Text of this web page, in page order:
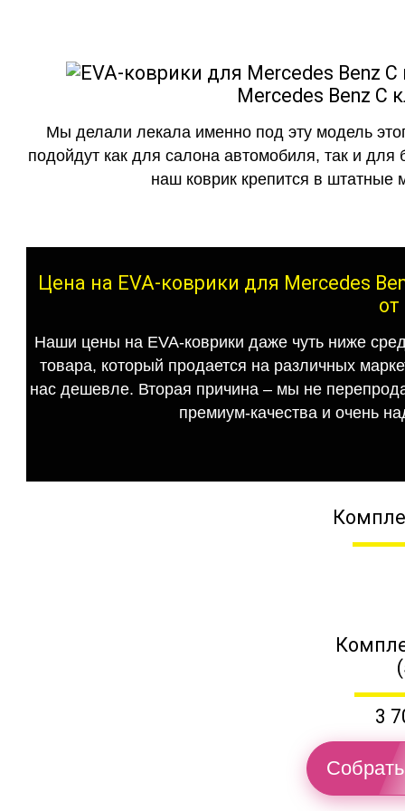
Mercedes Benz C
Мы делали лекала именно под эту модель
подойдут как для салона автомобиля, так и для
наш коврик крепится в штатные
Цена на EVA-коврики для Mercedes
Наши цены на EVA-коврики даже чуть ниже
товара, который продается на различных
нас дешевле. Вторая причина – мы не
премиум-качества и очень
3